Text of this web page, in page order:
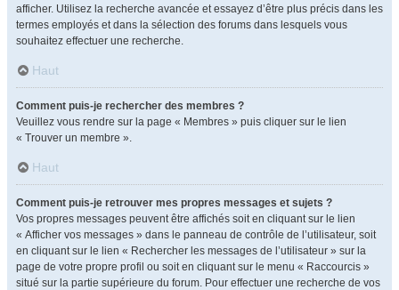
afficher. Utilisez la recherche avancée et essayez d’être plus précis dans les
termes employés et dans la sélection des forums dans lesquels vous
souhaitez effectuer une recherche.
Haut
Comment puis-je rechercher des membres ?
Veuillez vous rendre sur la page « Membres » puis cliquer sur le lien
« Trouver un membre ».
Haut
Comment puis-je retrouver mes propres messages et sujets ?
Vos propres messages peuvent être affichés soit en cliquant sur le lien
« Afficher vos messages » dans le panneau de contrôle de l’utilisateur, soit
en cliquant sur le lien « Rechercher les messages de l’utilisateur » sur la
page de votre propre profil ou soit en cliquant sur le menu « Raccourcis »
situé sur la partie supérieure du forum. Pour effectuer une recherche de vos